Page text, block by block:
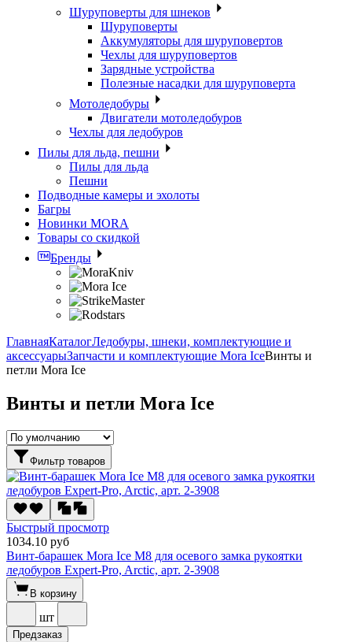
Шуруповерты для шнеков
Шуруповерты
Аккумуляторы для шуруповертов
Чехлы для шуруповертов
Зарядные устройства
Полезные насадки для шуруповерта
Мотоледобуры
Двигатели мотоледобуров
Чехлы для ледобуров
Пилы для льда, пешни
Пилы для льда
Пешни
Подводные камеры и эхолоты
Багры
Новинки MORA
Товары со скидкой
Бренды
ГлавнаяКаталогЛедобуры, шнеки, комплектующие и
аксессуарыЗапчасти и комплектующие Mora IceВинты и
петли Mora Ice
Винты и петли Mora Ice
Фильтр товаров
Быстрый просмотр
1034.10 руб
Винт-барашек Mora Ice М8 для осевого замка рукоятки
ледобуров Expert-Pro, Arctic, арт. 2-3908
В корзину
шт
Предзаказ